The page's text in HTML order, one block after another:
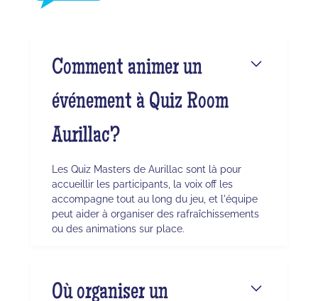
Comment animer un
événement à Quiz Room
Aurillac?
Les Quiz Masters de Aurillac sont là pour
accueillir les participants, la voix off les
accompagne tout au long du jeu, et l'équipe
peut aider à organiser des rafraîchissements
ou des animations sur place.
Où organiser un